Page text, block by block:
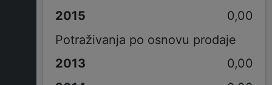
0,00
Potraživanja po osnovu prodaje
0,00